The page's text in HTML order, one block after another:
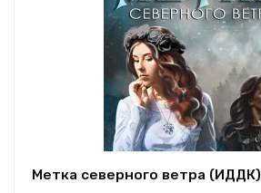
Метка северного ветра (ИДДК)